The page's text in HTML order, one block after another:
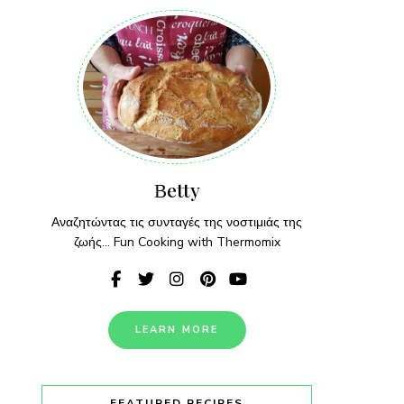
Βetty
Αναζητώντας τις συνταγές της νοστιμιάς της
ζωής... Fun Cooking with Thermomix
LEARN MORE